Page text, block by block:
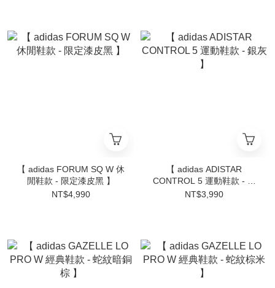
【 adidas FORUM SQ W 休
閒鞋款 - 限定漆皮黑 】
NT$4,990
【 adidas ADISTAR
CONTROL 5 運動鞋款 - 銀
灰 】
NT$3,990